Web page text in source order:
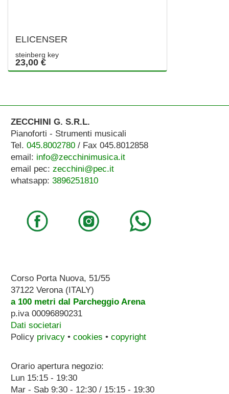
ELICENSER
steinberg key
23,00 €
ZECCHINI G. S.R.L.
Pianoforti - Strumenti musicali
Tel. 045.8002780/ Fax 045.8012858
email: info@zecchinimusica.it
email pec: zecchini@pec.it
whatsapp: 3896251810
Corso Porta Nuova, 51/55
37122 Verona (ITALY)
a 100 metri dal Parcheggio Arena
p.iva 00096890231
Dati societari
Policy privacy• cookies • copyright
Orario apertura negozio:
Lun 15:15 - 19:30
Mar - Sab 9:30 - 12:30 / 15:15 - 19:30